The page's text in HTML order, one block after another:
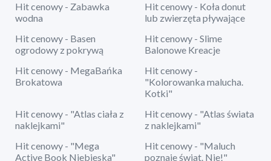
Hit cenowy - Zabawka
wodna
Hit cenowy - Koła donut
lub zwierzęta pływające
Hit cenowy - Basen
ogrodowy z pokrywą
Hit cenowy - Slime
Balonowe Kreacje
Hit cenowy - MegaBańka
Brokatowa
Hit cenowy -
"Kolorowanka malucha.
Kotki"
Hit cenowy - "Atlas ciała z
naklejkami"
Hit cenowy - "Atlas świata
z naklejkami"
Hit cenowy - "Mega
Active Book Niebieska"
Hit cenowy - "Maluch
poznaje świat. Nie!"